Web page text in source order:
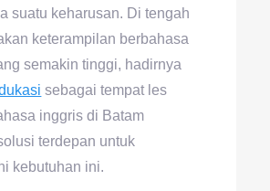
suatu keharusan. Di tengah
keterampilan berbahasa
semakin tinggi, hadirnya
sebagai tempat les
inggris di Batam
terdepan untuk
kebutuhan ini.